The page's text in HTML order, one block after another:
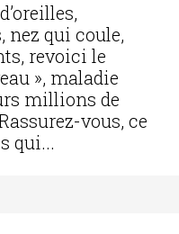
nez qui coule,
revoici le
», maladie
millions de
vous, ce
qui...